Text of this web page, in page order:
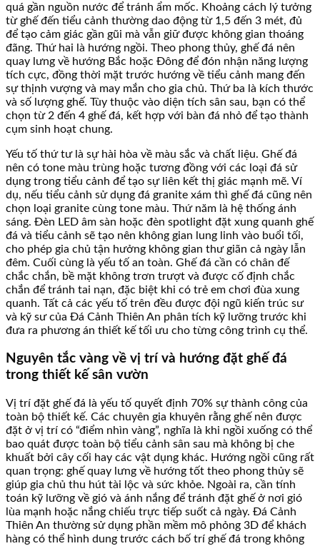
quá gần nguồn nước để tránh ẩm mốc. Khoảng cách lý tưởng
từ ghế đến tiểu cảnh thường dao động từ 1,5 đến 3 mét, đủ
để tạo cảm giác gần gũi mà vẫn giữ được không gian thoáng
đãng. Thứ hai là hướng ngồi. Theo phong thủy, ghế đá nên
quay lưng về hướng Bắc hoặc Đông để đón nhận năng lượng
tích cực, đồng thời mặt trước hướng về tiểu cảnh mang đến
sự thịnh vượng và may mắn cho gia chủ. Thứ ba là kích thước
và số lượng ghế. Tùy thuộc vào diện tích sân sau, bạn có thể
chọn từ 2 đến 4 ghế đá, kết hợp với bàn đá nhỏ để tạo thành
cụm sinh hoạt chung.
Yếu tố thứ tư là sự hài hòa về màu sắc và chất liệu. Ghế đá
nên có tone màu trùng hoặc tương đồng với các loại đá sử
dụng trong tiểu cảnh để tạo sự liên kết thị giác mạnh mẽ. Ví
dụ, nếu tiểu cảnh sử dụng đá granite xám thì ghế đá cũng nên
chọn loại granite cùng tone màu. Thứ năm là hệ thống ánh
sáng. Đèn LED âm sàn hoặc đèn spotlight đặt xung quanh ghế
đá và tiểu cảnh sẽ tạo nên không gian lung linh vào buổi tối,
cho phép gia chủ tận hưởng không gian thư giãn cả ngày lẫn
đêm. Cuối cùng là yếu tố an toàn. Ghế đá cần có chân đế
chắc chắn, bề mặt không trơn trượt và được cố định chắc
chắn để tránh tai nạn, đặc biệt khi có trẻ em chơi đùa xung
quanh. Tất cả các yếu tố trên đều được đội ngũ kiến trúc sư
và kỹ sư của Đá Cảnh Thiên An phân tích kỹ lưỡng trước khi
đưa ra phương án thiết kế tối ưu cho từng công trình cụ thể.
Nguyên tắc vàng về vị trí và hướng đặt ghế đá
trong thiết kế sân vườn
Vị trí đặt ghế đá là yếu tố quyết định 70% sự thành công của
toàn bộ thiết kế. Các chuyên gia khuyên rằng ghế nên được
đặt ở vị trí có “điểm nhìn vàng”, nghĩa là khi ngồi xuống có thể
bao quát được toàn bộ tiểu cảnh sân sau mà không bị che
khuất bởi cây cối hay các vật dụng khác. Hướng ngồi cũng rất
quan trọng: ghế quay lưng về hướng tốt theo phong thủy sẽ
giúp gia chủ thu hút tài lộc và sức khỏe. Ngoài ra, cần tính
toán kỹ lưỡng về gió và ánh nắng để tránh đặt ghế ở nơi gió
lùa mạnh hoặc nắng chiếu trực tiếp suốt cả ngày. Đá Cảnh
Thiên An thường sử dụng phần mềm mô phỏng 3D để khách
hàng có thể hình dung trước cách bố trí ghế đá trong không